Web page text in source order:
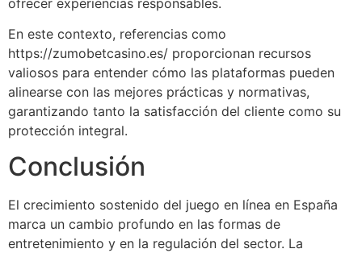
En este contexto, referencias como
https://zumobetcasino.es/ proporcionan recursos
valiosos para entender cómo las plataformas pueden
alinearse con las mejores prácticas y normativas,
garantizando tanto la satisfacción del cliente como su
protección integral.
Conclusión
El crecimiento sostenido del juego en línea en España
marca un cambio profundo en las formas de
entretenimiento y en la regulación del sector. La